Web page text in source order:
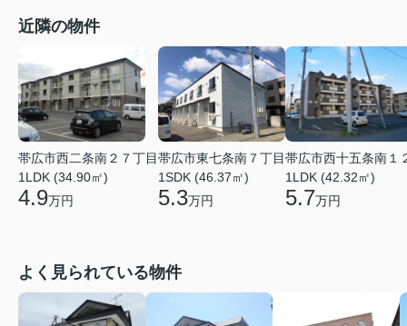
近隣の物件
帯広市西二条南２７丁目
1LDK (34.90㎡)
4.9万円
帯広市東七条南７丁目
1SDK (46.37㎡)
5.3万円
帯広市西十五条南１
1LDK (42.32㎡)
5.7万円
よく見られている物件